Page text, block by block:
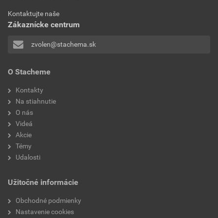
S6005 Riedidlo pre syntetické náterové hmoty- TL
Stiahnuť
Veľkosť
0,25 MB
O Stacheme
Kontakty
Na stiahnutie
O nás
Videá
Akcie
Témy
Udalosti
Užitočné informácie
Obchodné podmienky
Nastavenie cookies
Kontaktujte naše
Zákaznícke centrum
zvolen@stachema.sk